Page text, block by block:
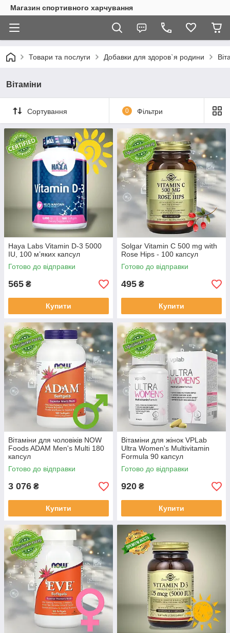
Магазин спортивного харчування
Товари та послуги Добавки для здоров`я родини
Вітаміни
Сортування 0 Фільтри
Haya Labs Vitamin D-3 5000
IU, 100 м’яких капсул
Готово до відправки
565 ₴
Купити
Solgar Vitamin C 500 mg with
Rose Hips - 100 капсул
Готово до відправки
495 ₴
Купити
Вітаміни для чоловіків NOW
Foods ADAM Men's Multi 180
капсул
Готово до відправки
3 076 ₴
Купити
Вітаміни для жінок VPLab
Ultra Women's Multivitamin
Formula 90 капсул
Готово до відправки
920 ₴
Купити